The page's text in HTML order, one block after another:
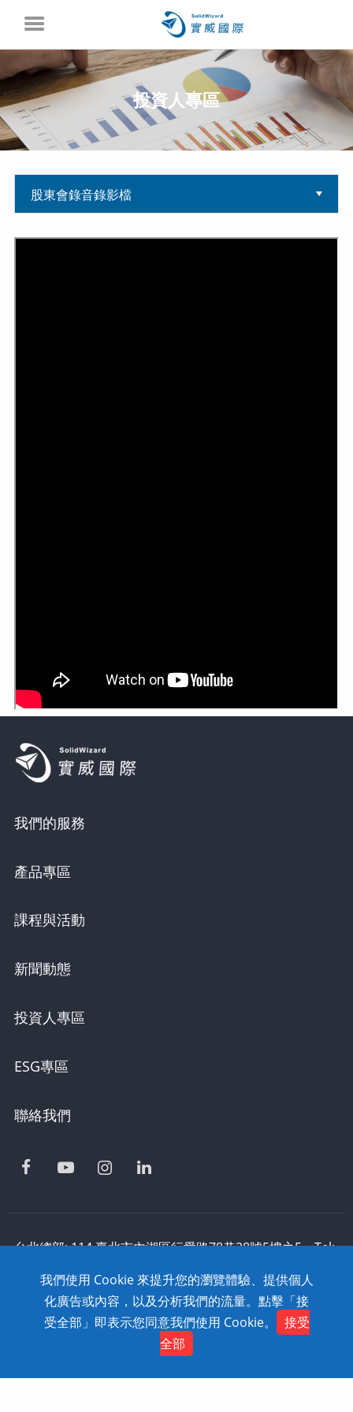
投資人專區
我們的服務
產品專區
課程與活動
新聞動態
投資人專區
ESG專區
聯絡我們
台北總部: 114 臺北市內湖區行愛路78巷28號5樓之5 Tel:
0800-868-358
Copyright © 2020 SolidWizard Technology
Co.,Ltd. All Rights Reserved. Dtell
網頁設計
Contact
我們使用 Cookie 來提升您的瀏覽體驗、提供個人
化廣告或內容，以及分析我們的流量。點擊「接
受全部」即表示您同意我們使用 Cookie。
接受
全部